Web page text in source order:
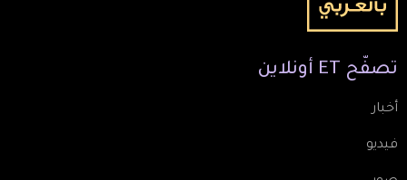
تصفّح ET أونلاين
أخبار
فيديو